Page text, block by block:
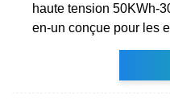
haute tension 50KWh-
en-un conçue pour les